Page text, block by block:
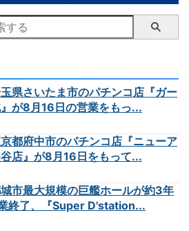
玉県さいたま市のパチンコ店『ガー
が8月16日の営業をもっ...
京都府中市のパチンコ店『ニューア
店』が8月16日をもって...
城市最大規模の巨艦ホールが約3年
終了、『Super D'station...